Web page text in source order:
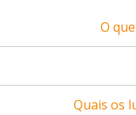
O
Quais os